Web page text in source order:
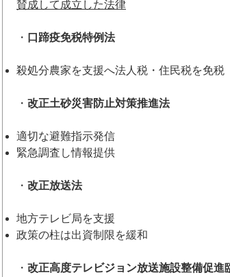
賛成して成立した法律
・ 口蹄疫免税特例法
殺処分農家を支援へ法人税・住民税を免税
・ 改正土砂災害防止対策推進法
適切な避難指示発信
緊急調査し情報提供
・ 改正放送法
地方テレビ局を支援
政策の柱は出資制限を緩和
・ 改正高度テレビジョン放送施設整備促進